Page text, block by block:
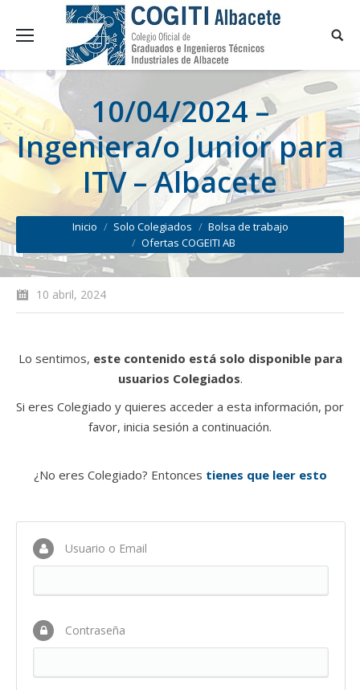
10/04/2024 –
Ingeniera/o Junior para
ITV – Albacete
You are here:
Inicio Solo Colegiados
Bolsa de trabajo
Ofertas COGEITI AB
10 abril, 2024
Lo sentimos, este contenido está solo disponible para
usuarios Colegiados.
Si eres Colegiado y quieres acceder a esta información, por
favor, inicia sesión a continuación.
¿No eres Colegiado? Entonces tienes que leer esto
Usuario o Email
Contraseña